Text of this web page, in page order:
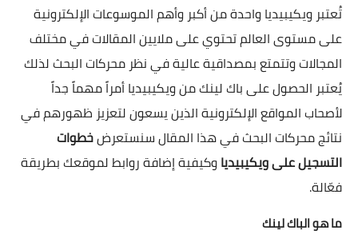
تُعتبر ويكيبيديا واحدة من أكبر وأهم الموسوعات الإلكترونية
على مستوى العالم تحتوي على ملايين المقالات في مختلف
المجالات وتتمتع بمصداقية عالية في نظر محركات البحث لذلك
يُعتبر الحصول على باك لينك من ويكيبيديا أمراً مهماً جداً
لأصحاب المواقع الإلكترونية الذين يسعون لتعزيز ظهورهم في
نتائج محركات البحث في هذا المقال سنستعرضخطوات
التسجيل على ويكيبيدياوكيفية إضافة روابط لموقعك بطريقة
فعّالة.
ما هو الباك لينك